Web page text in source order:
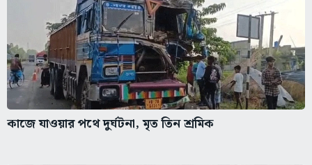
কাজে যাওয়ার পথে দুর্ঘটনা, মৃত তিন শ্রমিক